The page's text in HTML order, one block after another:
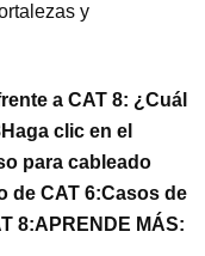
y
a CAT 8: ¿Cuál
Haga clic en el
para cableado
de CAT 6:Casos de
8:APRENDE MÁS: